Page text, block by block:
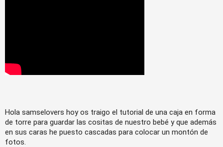
Hola samselovers hoy os traigo el tutorial de una caja en forma
de torre para guardar las cositas de nuestro bebé y que además
en sus caras he puesto cascadas para colocar un montón de
fotos.